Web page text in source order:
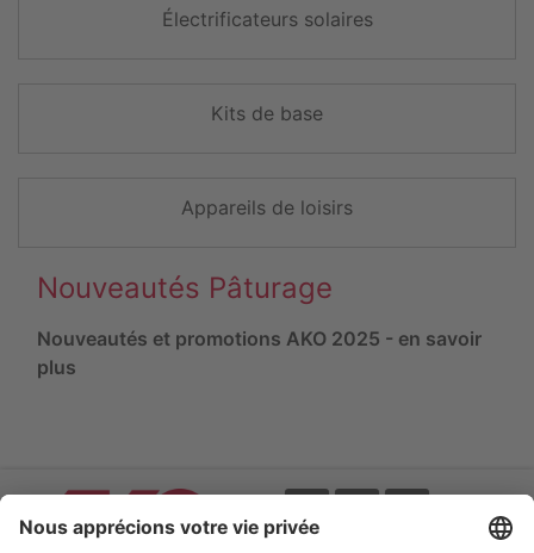
Électrificateurs solaires
Kits de base
Appareils de loisirs
Nouveautés Pâturage
Nouveautés et promotions AKO 2025 - en savoir
plus